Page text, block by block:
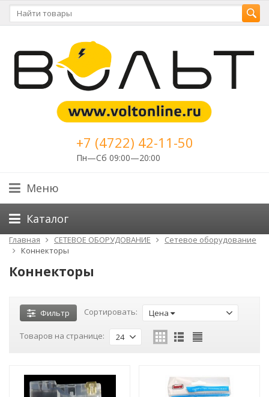
+7 (4722) 42-11-50
Пн—Сб 09:00—20:00
Меню
Каталог
Главная СЕТЕВОЕ ОБОРУДОВАНИЕ
Cетевое оборудование
Коннекторы
Коннекторы
Фильтр Сортировать: Цена
Товаров на странице: 24